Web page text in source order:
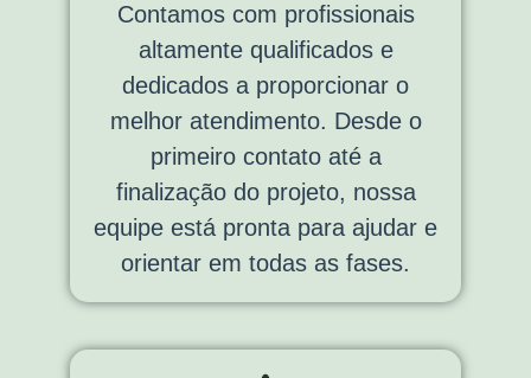
Contamos com profissionais
altamente qualificados e
dedicados a proporcionar o
melhor atendimento. Desde o
primeiro contato até a
finalização do projeto, nossa
equipe está pronta para ajudar e
orientar em todas as fases.